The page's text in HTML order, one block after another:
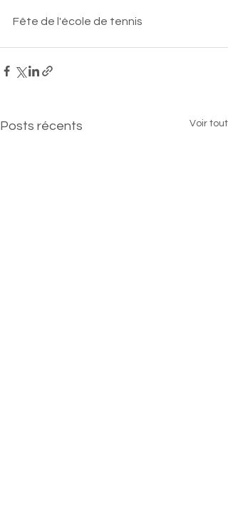
Fête de l'école de tennis
Posts récents Voir tout